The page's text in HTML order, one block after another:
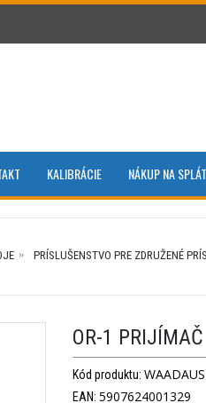
KALIBRÁCIE NÁKUP NA
PRÍSLUŠENSTVO PRE ZDRUŽENÉ
OR-1
Kód produktu:
EAN: 5907624001329